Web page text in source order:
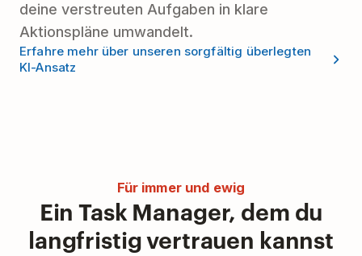
deine verstreuten Aufgaben in klare
Aktionspläne umwandelt.
Erfahre mehr über unseren sorgfältig überlegten
KI-Ansatz
Für immer und ewig
Ein Task Manager, dem du
langfristig vertrauen kannst